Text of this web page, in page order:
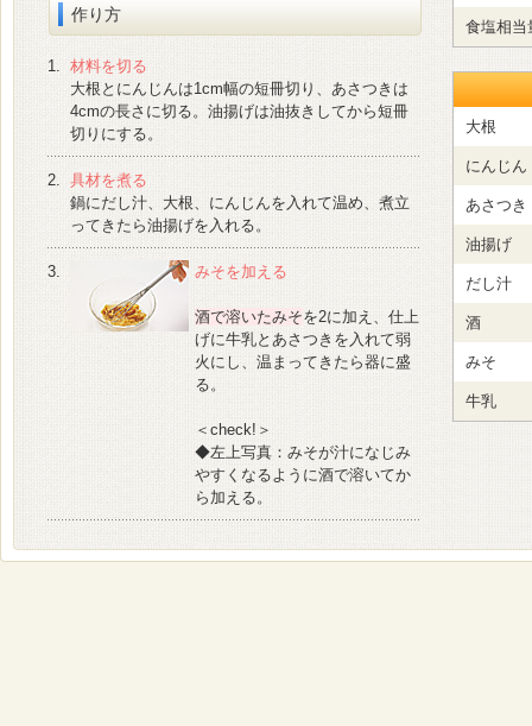
作り方
1. 材料を切る
大根とにんじんは1cm幅の短冊切り、あさつきは
4cmの長さに切る。油揚げは油抜きしてから短冊
切りにする。
2. 具材を煮る
鍋にだし汁、大根、にんじんを入れて温め、煮立
ってきたら油揚げを入れる。
3. みそを加える
酒で溶いたみそを2に加え、仕上
げに牛乳とあさつきを入れて弱
火にし、温まってきたら器に盛
る。
＜check!＞
◆左上写真：みそが汁になじみ
やすくなるように酒で溶いてか
ら加える。
食塩相当
大根
にんじん
あさつき
油揚げ
だし汁
酒
みそ
牛乳